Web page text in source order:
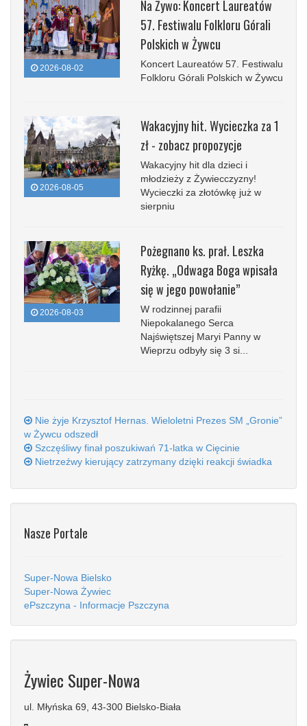
2026-08-02
Na Żywo: Koncert Laureatów
57. Festiwalu Folkloru Górali
Polskich w Żywcu
Koncert Laureatów 57. Festiwalu
Folkloru Górali Polskich w Żywcu
2026-08-05
Wakacyjny hit. Wycieczka za 1
zł - zobacz propozycje
Wakacyjny hit dla dzieci i
młodzieży z Żywiecczyzny!
Wycieczki za złotówkę już w
sierpniu
2026-08-03
Pożegnano ks. prał. Leszka
Ryżkę. „Odwaga Boga wpisała
się w jego powołanie”
W rodzinnej parafii
Niepokalanego Serca
Najświętszej Maryi Panny w
Wieprzu odbyły się 3 si...
Nie żyje Krzysztof Hernas. Wieloletni Prezes SM „Gronie”
w Żywcu odszedł
Szczęśliwy finał poszukiwań 71-latka w Cięcinie
Nietrzeźwy kierujący zatrzymany dzięki reakcji świadka
Nasze Portale
Super-Nowa Bielsko
Super-Nowa Żywiec
ePszczyna - Informacje Pszczyna
Żywiec Super-Nowa
ul. Młyńska 69, 43-300 Bielsko-Biała